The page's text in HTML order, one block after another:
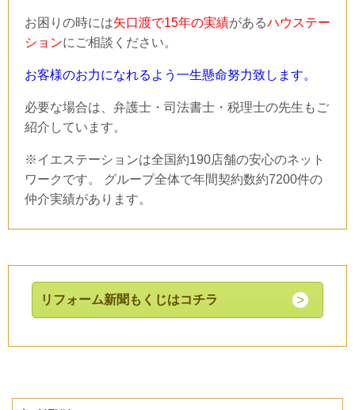
お困りの時には矢口渡で15年の実績があるハウステー
ションにご相談ください。
お客様のお力になれるよう一生懸命努力致します。
必要な場合は、弁護士・司法書士・税理士の先生もご
紹介しています。
※イエステーションは全国約190店舗の安心のネット
ワークです。 グループ全体で年間契約数約7200件の
仲介実績があります。
リフォーム新聞もくじはコチラ